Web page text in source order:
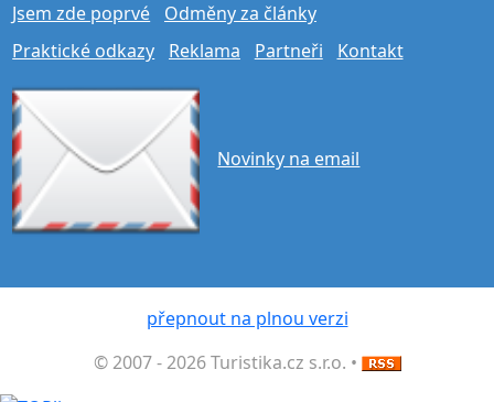
Jsem zde poprvé
Odměny za články
Praktické odkazy
Reklama Partneři Kontakt
Novinky na email
přepnout na plnou verzi
© 2007 - 2026 Turistika.cz s.r.o. •